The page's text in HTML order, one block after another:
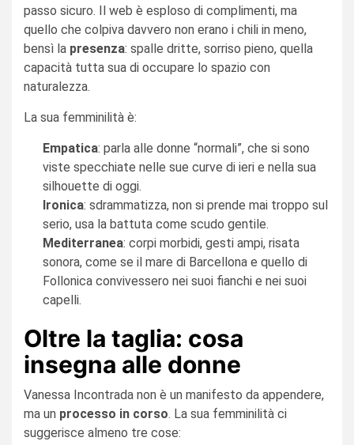
passo sicuro. Il web è esploso di complimenti, ma
quello che colpiva davvero non erano i chili in meno,
bensì la presenza: spalle dritte, sorriso pieno, quella
capacità tutta sua di occupare lo spazio con
naturalezza.
La sua femminilità è:
Empatica: parla alle donne “normali”, che si sono
viste specchiate nelle sue curve di ieri e nella sua
silhouette di oggi.
Ironica: sdrammatizza, non si prende mai troppo sul
serio, usa la battuta come scudo gentile.
Mediterranea: corpi morbidi, gesti ampi, risata
sonora, come se il mare di Barcellona e quello di
Follonica convivessero nei suoi fianchi e nei suoi
capelli.
Oltre la taglia: cosa
insegna alle donne
Vanessa Incontrada non è un manifesto da appendere,
ma un processo in corso. La sua femminilità ci
suggerisce almeno tre cose: